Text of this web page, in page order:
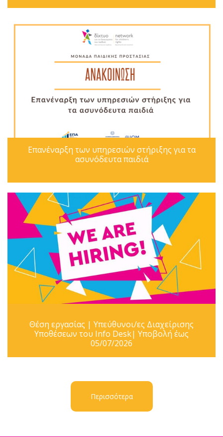
Επανέναρξη των υπηρεσιών στήριξης για τα
ασυνόδευτα παιδιά
Θέση εργασίας | Υπεύθυνοι/ες Διαχείρισης
Υποθέσεων του Info Desk| Υποβολή έως
05/07/2026
Περισσότερα